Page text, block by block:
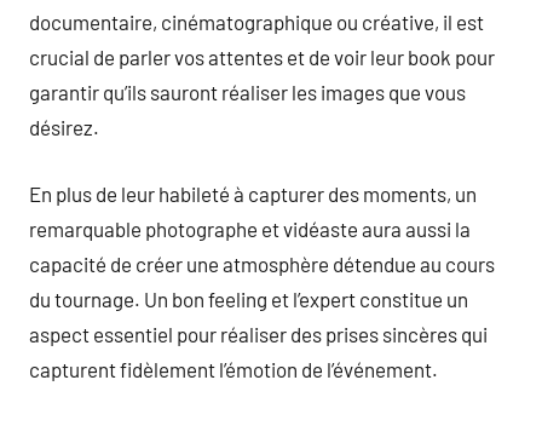
documentaire, cinématographique ou créative, il est
crucial de parler vos attentes et de voir leur book pour
garantir qu’ils sauront réaliser les images que vous
désirez.
En plus de leur habileté à capturer des moments, un
remarquable photographe et vidéaste aura aussi la
capacité de créer une atmosphère détendue au cours
du tournage. Un bon feeling et l’expert constitue un
aspect essentiel pour réaliser des prises sincères qui
capturent fidèlement l’émotion de l’événement.